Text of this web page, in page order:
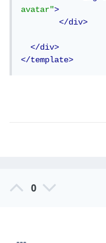
avatar">
</div>
</div>
</template>
0